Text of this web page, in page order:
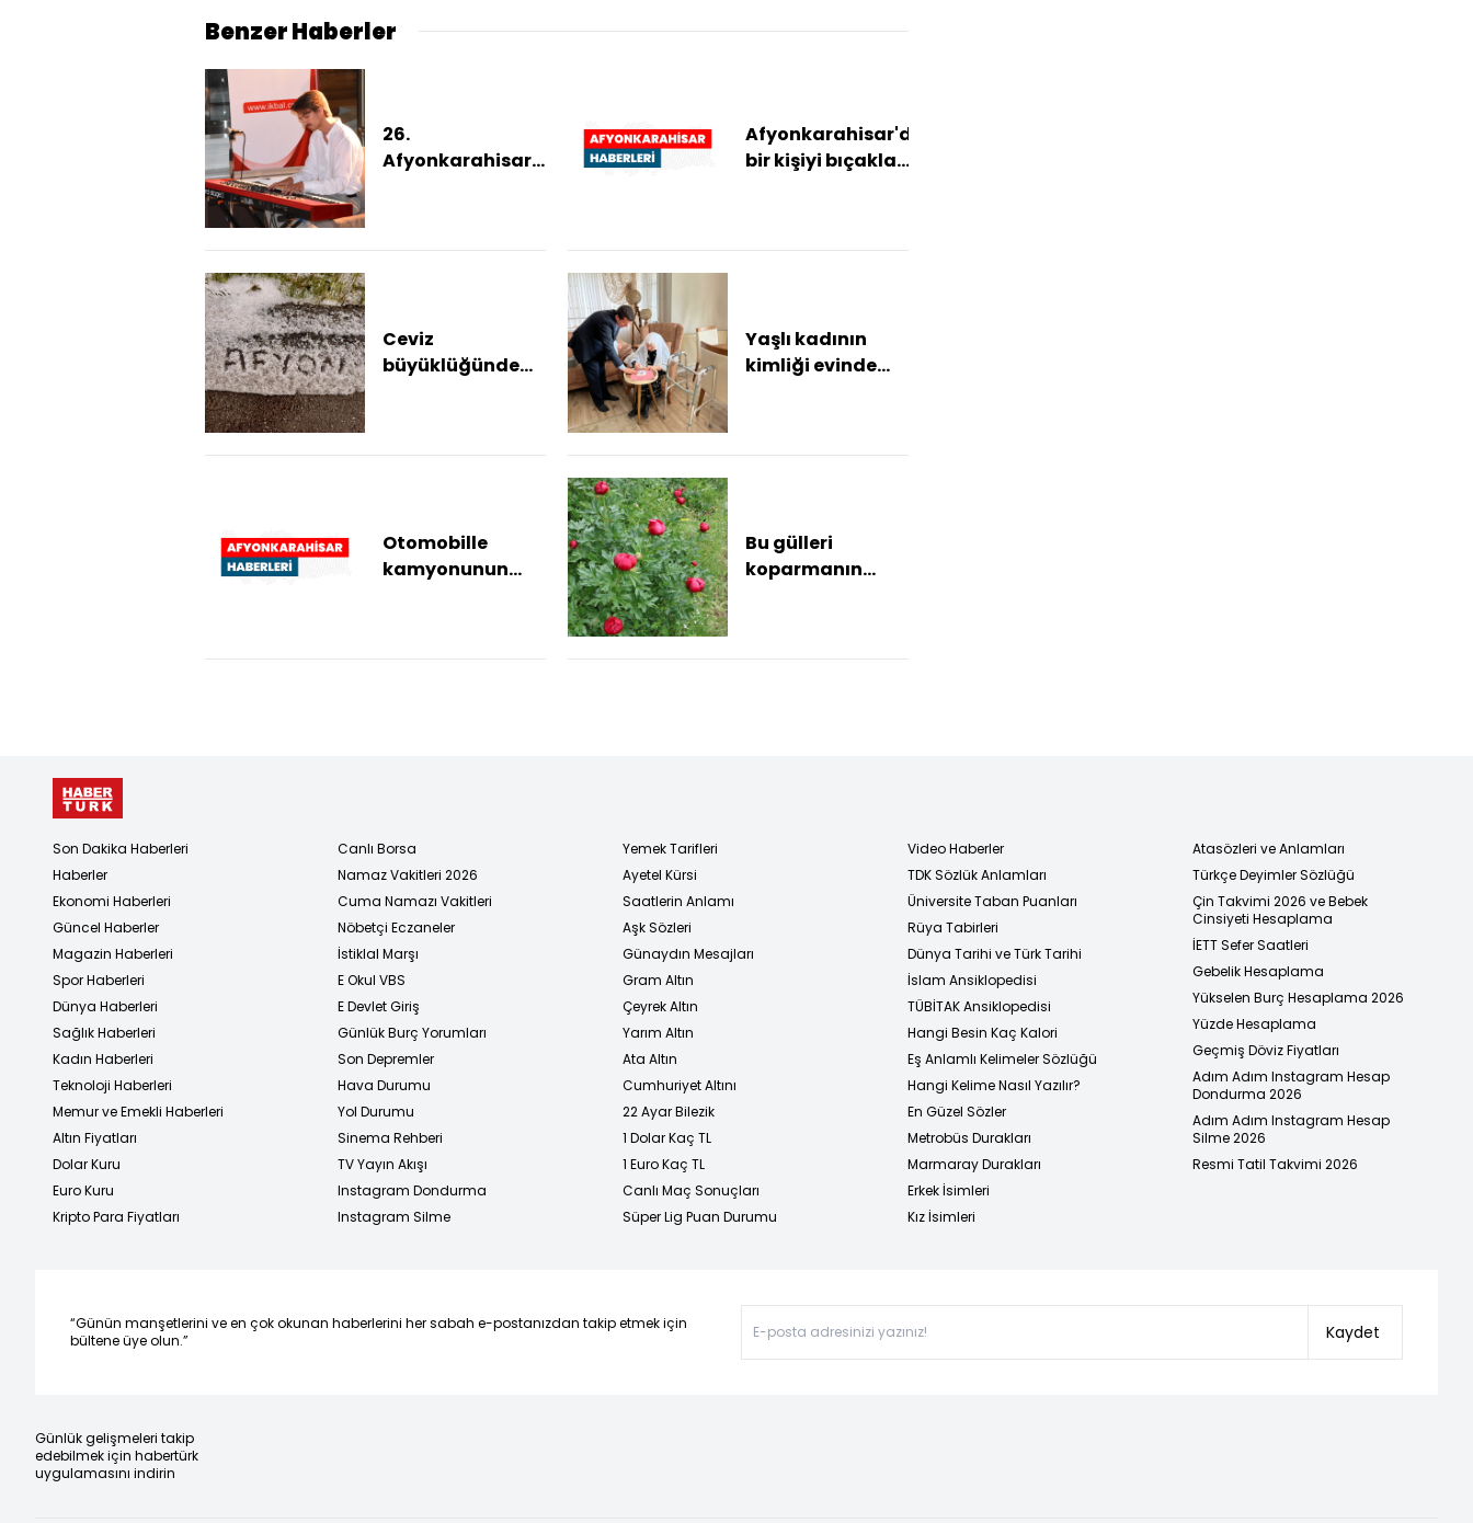
Benzer Haberler
26.
Afyonkarahisar
Afyonkarahisar'da
bir kişiyi bıçakla
Ceviz
büyüklüğünde
Yaşlı kadının
kimliği evinde
Otomobille
kamyonunun
Bu gülleri
koparmanın
Son Dakika Haberleri
Haberler
Ekonomi Haberleri
Güncel Haberler
Magazin Haberleri
Spor Haberleri
Dünya Haberleri
Sağlık Haberleri
Kadın Haberleri
Teknoloji Haberleri
Memur ve Emekli Haberleri
Altın Fiyatları
Dolar Kuru
Euro Kuru
Kripto Para Fiyatları
Canlı Borsa
Namaz Vakitleri 2026
Cuma Namazı Vakitleri
Nöbetçi Eczaneler
İstiklal Marşı
E Okul VBS
E Devlet Giriş
Günlük Burç Yorumları
Son Depremler
Hava Durumu
Yol Durumu
Sinema Rehberi
TV Yayın Akışı
Instagram Dondurma
Instagram Silme
Yemek Tarifleri
Ayetel Kürsi
Saatlerin Anlamı
Aşk Sözleri
Günaydın Mesajları
Gram Altın
Çeyrek Altın
Yarım Altın
Ata Altın
Cumhuriyet Altını
22 Ayar Bilezik
1 Dolar Kaç TL
1 Euro Kaç TL
Canlı Maç Sonuçları
Süper Lig Puan Durumu
Video Haberler
TDK Sözlük Anlamları
Üniversite Taban Puanları
Rüya Tabirleri
Dünya Tarihi ve Türk Tarihi
İslam Ansiklopedisi
TÜBİTAK Ansiklopedisi
Hangi Besin Kaç Kalori
Eş Anlamlı Kelimeler Sözlüğü
Hangi Kelime Nasıl Yazılır?
En Güzel Sözler
Metrobüs Durakları
Marmaray Durakları
Erkek İsimleri
Kız İsimleri
Atasözleri ve Anlamları
Türkçe Deyimler Sözlüğü
Çin Takvimi 2026 ve Bebek
Cinsiyeti Hesaplama
İETT Sefer Saatleri
Gebelik Hesaplama
Yükselen Burç Hesaplama 2026
Yüzde Hesaplama
Geçmiş Döviz Fiyatları
Adım Adım Instagram Hesap
Dondurma 2026
Adım Adım Instagram Hesap
Silme 2026
Resmi Tatil Takvimi 2026
“Günün manşetlerini ve en çok okunan haberlerini her sabah e-postanızdan takip etmek için
bültene üye olun.”
Kaydet
Günlük gelişmeleri takip
edebilmek için habertürk
uygulamasını indirin